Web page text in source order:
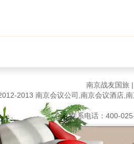
南京战友国旅
2013 南京会议公司,南京会议酒店,
联系电话：400-